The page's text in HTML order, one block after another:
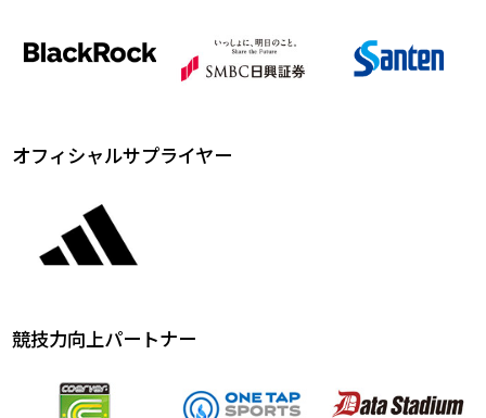
オフィシャルサプライヤー
競技力向上パートナー